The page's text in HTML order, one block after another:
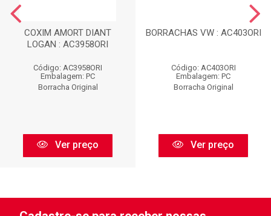
COXIM AMORT DIANT
LOGAN : AC3958ORI
Código: AC3958ORI
Embalagem: PC
Borracha Original
Ver preço
BORRACHAS VW : AC403ORI
Código: AC403ORI
Embalagem: PC
Borracha Original
Ver preço